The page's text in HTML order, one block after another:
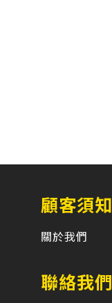
顧客須知
關於我們
聯絡我們